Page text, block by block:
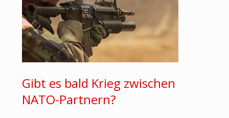
Gibt es bald Krieg zwischen
NATO-Partnern?